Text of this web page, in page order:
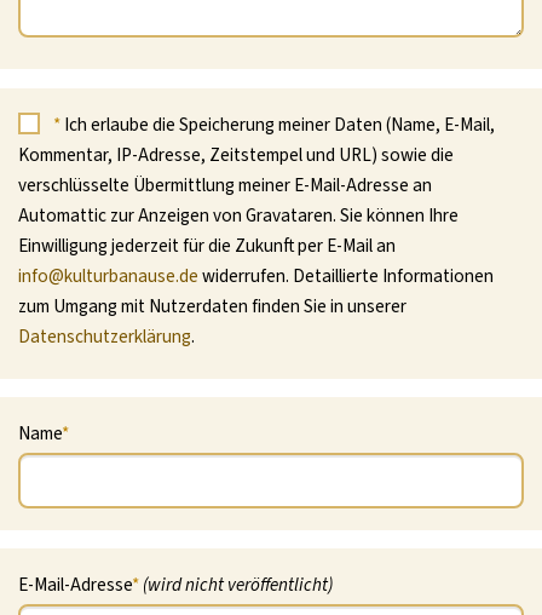
*Ich erlaube die Speicherung meiner Daten (Name, E-Mail,
Kommentar, IP-Adresse, Zeitstempel und URL) sowie die
verschlüsselte Übermittlung meiner E-Mail-Adresse an
Automattic zur Anzeigen von Gravataren. Sie können Ihre
Einwilligung jederzeit für die Zukunft per E-Mail an
info@kulturbanause.dewiderrufen. Detaillierte Informationen
zum Umgang mit Nutzerdaten finden Sie in unserer
Datenschutzerklärung.
Name*
E-Mail-Adresse*(wird nicht veröffentlicht)